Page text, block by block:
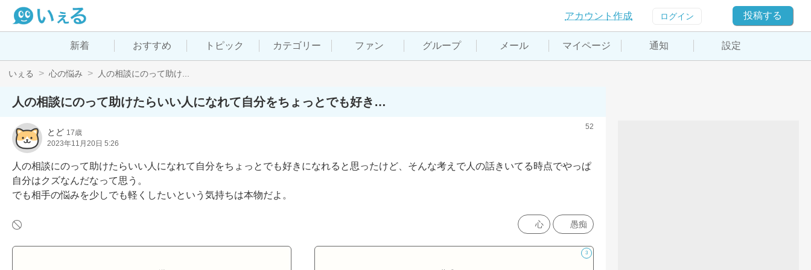
アカウント作成 ログイン 投稿する
新着 おすすめ トピック カテゴリー ファン グループ メール マイページ 通知 設定
いぇる 心の悩み 人の相談にのって助け...
人の相談にのって助けたらいい人になれて自分をちょっとでも好き…
とど 17歳
2023年11月20日 5:26
52
人の相談にのって助けたらいい人になれて自分をちょっとでも好きになれると思ったけど、そんな考えで人の話きいてる時点でやっぱ
自分はクズなんだなって思う。
でも相手の悩みを少しでも軽くしたいという気持ちは本物だよ。
心 愚痴
3